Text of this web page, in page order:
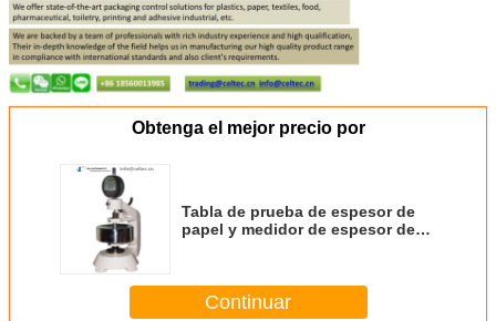
Obtenga el mejor precio por
Tabla de prueba de espesor de
papel y medidor de espesor de
Continuar